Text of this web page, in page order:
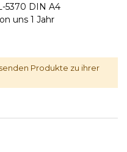
5370 DIN A4
uns 1 Jahr
Produkte zu ihrer